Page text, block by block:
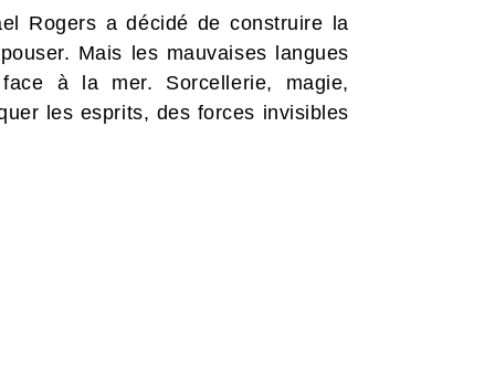
Rogers a décidé de construire la
Mais les mauvaises langues
à la mer. Sorcellerie, magie,
les esprits, des forces invisibles